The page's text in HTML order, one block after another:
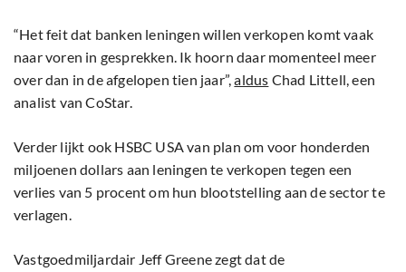
“Het feit dat banken leningen willen verkopen komt vaak
naar voren in gesprekken. Ik hoorn daar momenteel meer
over dan in de afgelopen tien jaar”,aldus Chad Littell, een
analist van CoStar.
Verder lijkt ook HSBC USA van plan om voor honderden
miljoenen dollars aan leningen te verkopen tegen een
verlies van 5 procent om hun blootstelling aan de sector te
verlagen.
Vastgoedmiljardair Jeff Greene zegt dat de